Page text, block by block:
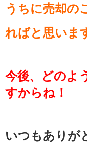
うちに売却の
ればと思いま
今後、どのよ
すからね！
いつもありが